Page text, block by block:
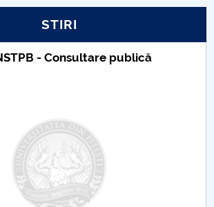
personale
unversitară
STIRI
- Consultare publică